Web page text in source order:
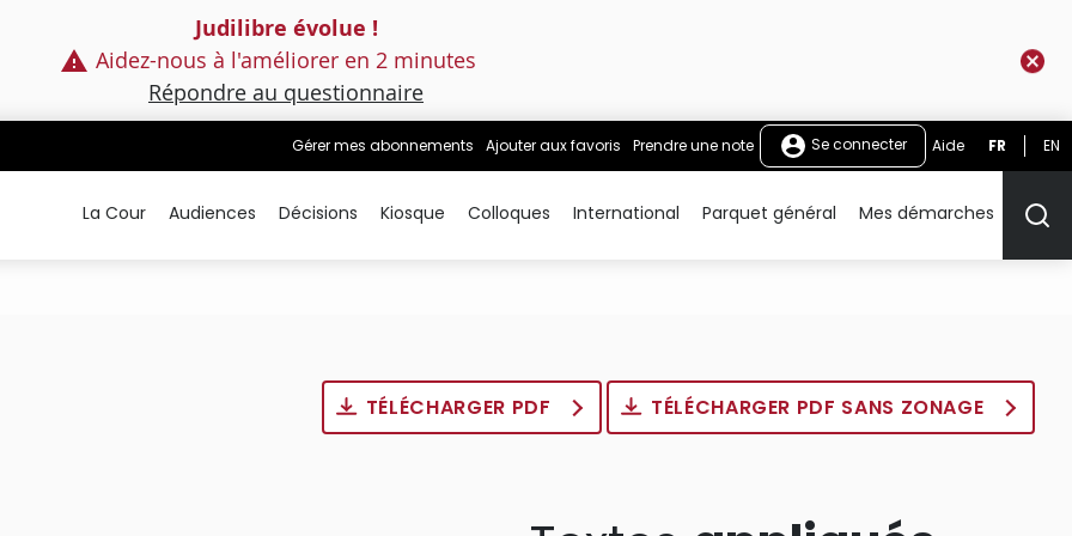
Judilibre évolue !
Aidez-nous à l'améliorer en 2 minutes
Répondre au questionnaire
Gérer mes abonnements Ajouter aux favoris Prendre une note Se connecter Aide FR EN
La Cour Audiences Décisions Kiosque Colloques International Parquet général Mes démarches
TÉLÉCHARGER PDF TÉLÉCHARGER PDF SANS ZONAGE